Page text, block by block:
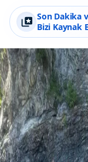
Son Dakika
Bizi Kaynak